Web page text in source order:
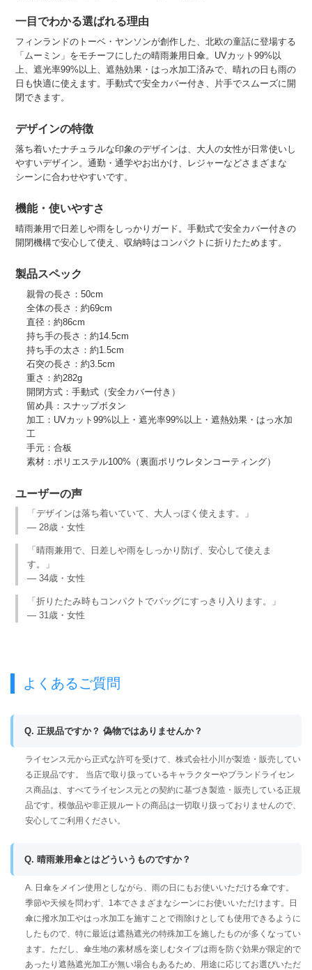
一目でわかる選ばれる理由
フィンランドのトーベ・ヤンソンが創作した、北欧の童話に登場する
「ムーミン」をモチーフにしたの晴雨兼用日傘。UVカット99%以
上、遮光率99%以上、遮熱効果・はっ水加工済みで、晴れの日も雨の
日も快適に使えます。手動式で安全カバー付き、片手でスムーズに開
閉できます。
デザインの特徴
落ち着いたナチュラルな印象のデザインは、大人の女性が日常使いし
やすいデザイン。通勤・通学やお出かけ、レジャーなどさまざまな
シーンに合わせやすいです。
機能・使いやすさ
晴雨兼用で日差しや雨をしっかりガード。手動式で安全カバー付きの
開閉機構で安心して使え、収納時はコンパクトに折りたためます。
製品スペック
親骨の長さ：50cm
全体の長さ：約69cm
直径：約86cm
持ち手の長さ：約14.5cm
持ち手の太さ：約1.5cm
石突の長さ：約3.5cm
重さ：約282g
開閉方式：手動式（安全カバー付き）
留め具：スナップボタン
加工：UVカット99%以上・遮光率99%以上・遮熱効果・はっ水加
工
手元：合板
素材：ポリエステル100%（裏面ポリウレタンコーティング）
ユーザーの声
「デザインは落ち着いていて、大人っぽく使えます。」
— 28歳・女性
「晴雨兼用で、日差しや雨をしっかり防げ、安心して使えま
す。」
— 34歳・女性
「折りたたみ時もコンパクトでバッグにすっきり入ります。」
— 31歳・女性
よくあるご質問
Q. 正規品ですか？ 偽物ではありませんか？
ライセンス元から正式な許可を受けて、株式会社小川が製造・販売してい
る正規品です。 当店で取り扱っているキャラクターやブランドライセン
ス商品は、すべてライセンス元との契約に基づき製造・販売している正規
品です。模倣品や非正規ルートの商品は一切取り扱っておりませんので、
安心してご利用ください。
Q. 晴雨兼用傘とはどういうものですか？
A. 日傘をメイン使用としながら、雨の日にもお使いいただける傘です。
季節や天候を問わず、1本でさまざまなシーンにお使いいただけます。日
傘に撥水加工やはっ水加工を施すことで雨除けとしても使用できるように
したもので、特に最近は遮熱遮光の特殊加工を施したものが多くなってい
ます。ただし、傘生地の素材感を楽しむタイプは雨を防ぐ効果が限定的で
あったり遮熱遮光加工が無い場合もあるため、用途に応じてお選びいただ